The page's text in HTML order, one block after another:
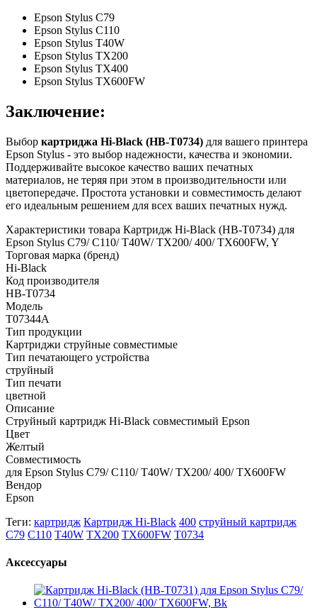
Epson Stylus C79
Epson Stylus C110
Epson Stylus T40W
Epson Stylus TX200
Epson Stylus TX400
Epson Stylus TX600FW
Заключение:
Выбор картриджа Hi-Black (HB-T0734) для вашего принтера
Epson Stylus - это выбор надежности, качества и экономии.
Поддерживайте высокое качество ваших печатных
материалов, не теряя при этом в производительности или
цветопередаче. Простота установки и совместимость делают
его идеальным решением для всех ваших печатных нужд.
Характеристики товара Картридж Hi-Black (HB-T0734) для
Epson Stylus C79/ C110/ T40W/ TX200/ 400/ TX600FW, Y
Торговая марка (бренд)
Hi-Black
Код производителя
HB-T0734
Модель
T07344A
Тип продукции
Картриджи струйные совместимые
Тип печатающего устройства
струйный
Тип печати
цветной
Описание
Струйный картридж Hi-Black совместимый Epson
Цвет
Желтый
Совместимость
для Epson Stylus C79/ C110/ T40W/ TX200/ 400/ TX600FW
Вендор
Epson
Теги: картридж Картридж Hi-Black 400 струйный картридж
C79 C110 T40W TX200 TX600FW T0734
Аксессуары